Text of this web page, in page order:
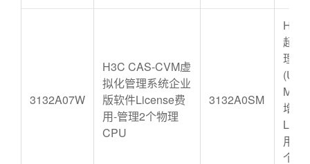
3132A07W
H3C CAS-CVM虚
拟化管理系统企业
版软件License费
用-管理2个物理
CPU
3132A0SM
H3C
超融
理软
(UIS
增强
用-
个物